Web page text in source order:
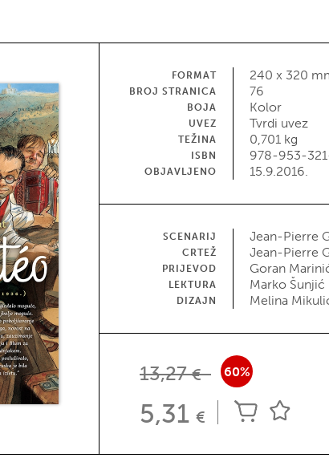
FORMAT 240 x 320
BROJ STRANICA 76
BOJA Kolor
UVEZ Tvrdi uvez
TEŽINA 0,701 kg
ISBN 978-953-
OBJAVLJENO 15.9.2016.
SCENARIJ Jean-Pierre
CRTEŽ Jean-Pierre
PRIJEVOD Goran
LEKTURA Marko Šunjić
DIZAJN Melina
13,27
€ 60%
5,31 €